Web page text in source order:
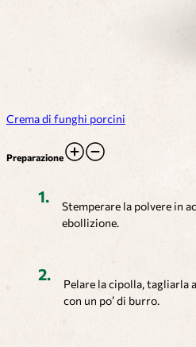
Crema di funghi porcini
Preparazione
Stemperare la polvere in
ebollizione.
Pelare la cipolla, tagliarla
con un po’ di burro.